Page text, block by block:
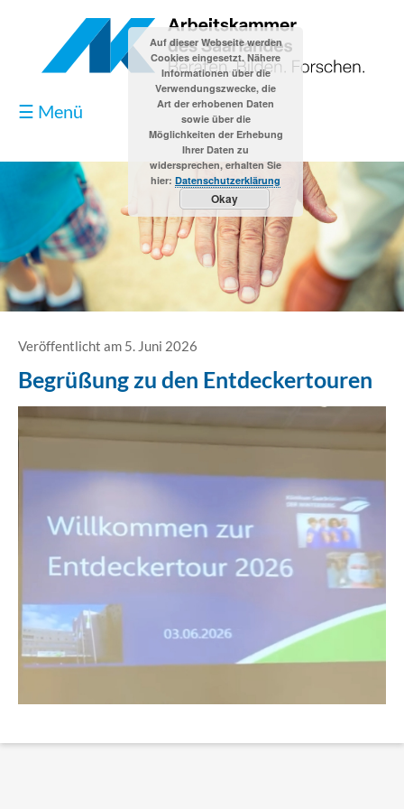
☰ Menü
Blog
Kontakt
Datenschutzerklärung
Erklärung Barrierefreiheit
Veröffentlicht am 5. Juni 2026
Begrüßung zu den Entdeckertouren
Auf dieser Webseite werden
Cookies eingesetzt. Nähere
Informationen über die
Verwendungszwecke, die
Art der erhobenen Daten
sowie über die
Möglichkeiten der Erhebung
Ihrer Daten zu
widersprechen, erhalten Sie
hier: Datenschutzerklärung
Okay